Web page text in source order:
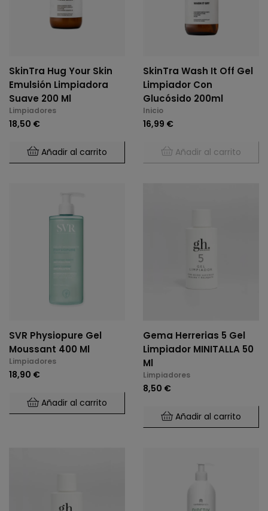
SkinTra Hug Your Skin
Emulsión Limpiadora
Suave 200 Ml
Limpiadores
18,50 €
Añadir al carrito
SkinTra Wash It Off Gel
Limpiador Con
Glucósido 200ml
Inicio
16,99 €
Añadir al carrito
SVR Physiopure Gel
Moussant 400 Ml
Limpiadores
18,90 €
Añadir al carrito
Gema Herrerias 5 Gel
Limpiador MINITALLA 50
Ml
Limpiadores
8,50 €
Añadir al carrito